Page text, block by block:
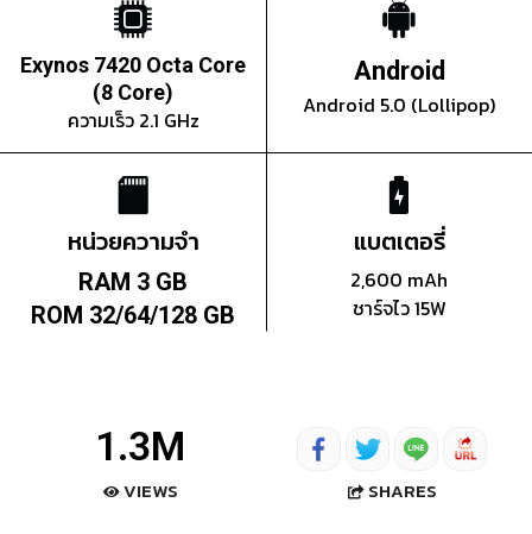
Exynos 7420 Octa Core
(8 Core)
ความเร็ว 2.1 GHz
Android
Android 5.0 (Lollipop)
หน่วยความจำ
RAM 3 GB
ROM 32/64/128 GB
แบตเตอรี่
2,600 mAh
ชาร์จไว 15W
1.3M
VIEWS SHARES